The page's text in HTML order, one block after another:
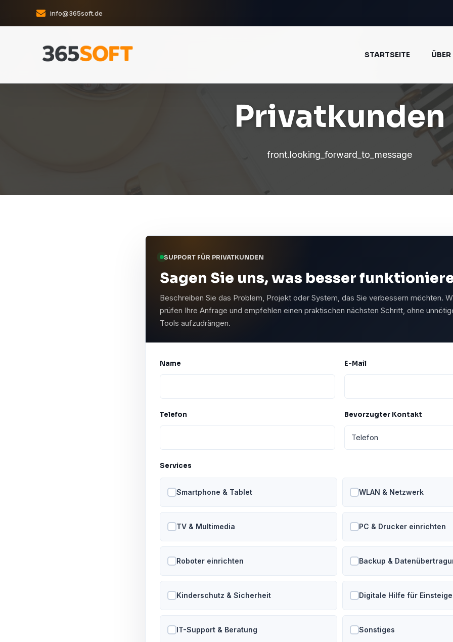
info@365soft.de
STARTSEITE
Privatkunden
front.looking_forward_to_message
SUPPORT FÜR PRIVATKUNDEN
Sagen Sie uns, was besser
Beschreiben Sie das Problem, Projekt oder System, das Sie verbessern möchten.
prüfen Ihre Anfrage und empfehlen einen praktischen nächsten Schritt, ohne
Tools aufzudrängen.
Name E-Mail
Telefon Bevorzugter Kontakt
Services
Smartphone & Tablet WLAN & Netzwerk
TV & Multimedia PC & Drucker einrichten
Roboter einrichten Backup &
Kinderschutz & Sicherheit Digitale Hilfe für
IT-Support & Beratung Sonstiges